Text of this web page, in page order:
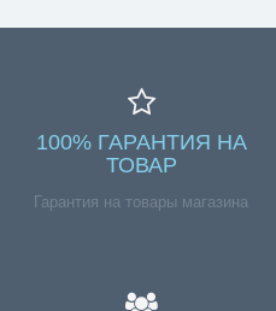
100% ГАРАНТИЯ НА
ТОВАР
Гарантия на товары магазина